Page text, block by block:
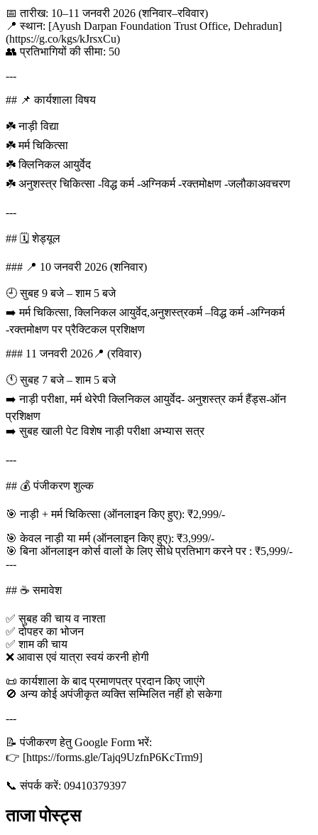
📅 तारीख: 10–11 जनवरी 2026 (शनिवार–रविवार)
📍 स्थान: [Ayush Darpan Foundation Trust Office, Dehradun]
(https://g.co/kgs/kJrsxCu)
👥 प्रतिभागियों की सीमा: 50
---
## 📌 कार्यशाला विषय
☘️ नाड़ी विद्या
☘️ मर्म चिकित्सा
☘️ क्लिनिकल आयुर्वेद
☘️ अनुशस्त्र चिकित्सा -विद्ध कर्म -अग्निकर्म -रक्तमोक्षण -जलौकाअवचरण
---
## 🗓️ शेड्यूल
### 📍 10 जनवरी 2026 (शनिवार)
🕘 सुबह 9 बजे – शाम 5 बजे
➡️ मर्म चिकित्सा, क्लिनिकल आयुर्वेद,अनुशस्त्रकर्म –विद्ध कर्म -अग्निकर्म
-रक्तमोक्षण पर प्रैक्टिकल प्रशिक्षण
### 11 जनवरी 2026📍 (रविवार)
🕚 सुबह 7 बजे – शाम 5 बजे
➡️ नाड़ी परीक्षा, मर्म थेरेपी क्लिनिकल आयुर्वेद- अनुशस्त्र कर्म हैंड्स-ऑन
प्रशिक्षण
➡️ सुबह खाली पेट विशेष नाड़ी परीक्षा अभ्यास सत्र
---
## 💰 पंजीकरण शुल्क
🎯 नाड़ी + मर्म चिकित्सा (ऑनलाइन किए हुए): ₹2,999/-
🎯 केवल नाड़ी या मर्म (ऑनलाइन किए हुए): ₹3,999/-
🎯 बिना ऑनलाइन कोर्स वालों के लिए सीधे प्रतिभाग करने पर : ₹5,999/-
---
## ☕ समावेश
✅ सुबह की चाय व नाश्ता
✅ दोपहर का भोजन
✅ शाम की चाय
❌ आवास एवं यात्रा स्वयं करनी होगी
📜 कार्यशाला के बाद प्रमाणपत्र प्रदान किए जाएंगे
🚫 अन्य कोई अपंजीकृत व्यक्ति सम्मिलित नहीं हो सकेगा
---
📝 पंजीकरण हेतु Google Form भरें:
👉 [https://forms.gle/Tajq9UzfnP6KcTrm9]
📞 संपर्क करें: 09410379397
ताजा पोस्ट्स